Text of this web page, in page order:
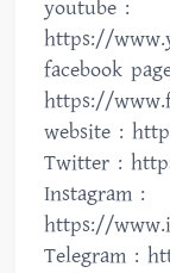
youtube :
https://
facebook
https://
website :
Twitter :
Instagram :
https://
Telegram :